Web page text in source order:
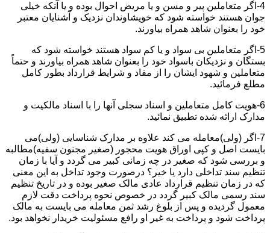
4-اگر متعاملین پیر و مسن و یا مریض احوال بوده و یا آنکه خیلی
جوان هستند خواسته شود که خویشاوندان نزدیک و آشنایان معتبر
خود را بعنوان شاهد همراه بیاورند.
5-اگر متعاملین بی سواد و یا کم سواد هستند خواسته شود که
بستگان و نزدیکان باسواد خود را بعنوان شاهد همراه بیاورند و حتماً
متعاملین و شهود ایشان را از مفاد و شرایط قرارداد بطور کامل
مطلع فرمائید.
6-هویت کامل متعاملین و اسناد سجلی آنها را با اسناد مالکیت و
مدارک ارائه شده تطبیق نمائید.
7-اگر (ولی)معامله می کند علاوه بر مدارک شناسایی (ولی)می
بایست اصل و کپی اوراق هویت محجور (صغیر مجنون سفیه)مطالبه
و بررسی شود که صغیر در چه زمانی کبیر می گردد و آیا با زمان
تنظیم سند تداخلی دارد یا خیر؟ درصورت وجود تداخل به این معنی
که در زمان تنظیم قرارداد عادی مالک صغیر بوده و در تاریخ تنظیم
سند رسمی مالک کبیر گردد در خصوص نحوه پرداخت دقت لازم
معمول گردیده و پس از بلوغ رشد ثمن معامله می بایست به مالک
پرداخت شود و پرداخت به غیر او رافع مسئولیت خریدار نخواهد بود.